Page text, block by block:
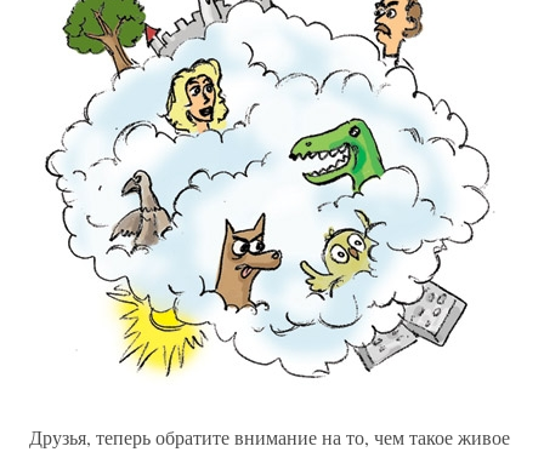
Друзья, теперь обратите внимание на то, чем такое живое